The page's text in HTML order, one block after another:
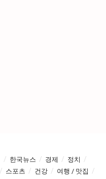
한국뉴스 경제
정치
스포츠 건강
여행 / 맛집